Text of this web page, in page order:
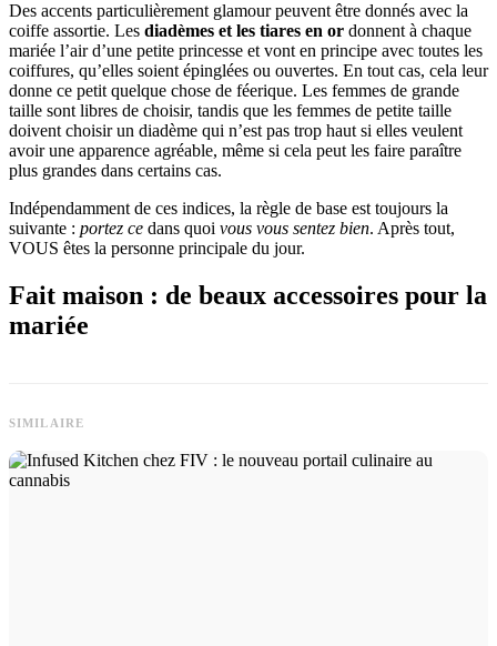
Des accents particulièrement glamour peuvent être donnés avec la
coiffe assortie. Les diadèmes et les tiares en or donnent à chaque
mariée l’air d’une petite princesse et vont en principe avec toutes les
coiffures, qu’elles soient épinglées ou ouvertes. En tout cas, cela leur
donne ce petit quelque chose de féerique. Les femmes de grande
taille sont libres de choisir, tandis que les femmes de petite taille
doivent choisir un diadème qui n’est pas trop haut si elles veulent
avoir une apparence agréable, même si cela peut les faire paraître
plus grandes dans certains cas.
Indépendamment de ces indices, la règle de base est toujours la
suivante : portez ce dans quoi vous vous sentez bien. Après tout,
VOUS êtes la personne principale du jour.
Fait maison : de beaux accessoires pour la
mariée
SIMILAIRE